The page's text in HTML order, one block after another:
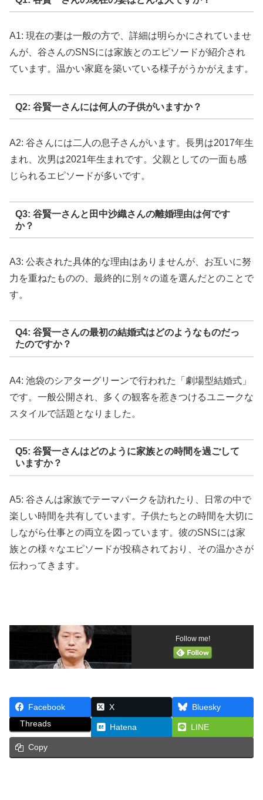
A1: 現在の妻は一般の方で、詳細は明らかにされていませ
んが、谷さんのSNSには家族とのエピソードが紹介され
ています。温かい家庭を築いている様子がうかがえます。
Q2: 谷賢一さんには何人の子供がいますか？
A2: 谷さんには二人の息子さんがいます。長男は2017年生
まれ、次男は2021年生まれです。父親としての一面も感
じられるエピソードが多いです。
Q3: 谷賢一さんと田中沙織さんの離婚理由は何です
か？
A3: 公表された具体的な理由はありませんが、お互いに努
力を重ねたものの、最終的に別々の道を選んだとのことで
す。
Q4: 谷賢一さんの最初の結婚式はどのようなものだっ
たのですか？
A4: 池袋のシアターグリーンで行われた「劇場型結婚式」
です。一般公開され、多くの観客を惹きつけるユニークな
スタイルで話題となりました。
Q5: 谷賢一さんはどのように家族との時間を過ごして
いますか？
A5: 谷さんは家族でテーマパークを訪れたり、日常の中で
楽しい時間を共有しています。子供たちとの時間を大切に
しながら仕事との両立を図っています。彼のSNSには家
族との様々なエピソードが投稿されており、その温かさが
伝わってきます。
Follow me!
Facebook X
Bluesky
Threads
Hatena LINE
Copy